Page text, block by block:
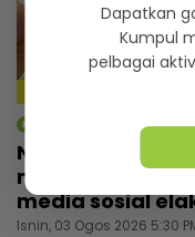
mStar | Hiburan
Nadzmi Adhwa
menunjuk, niat
media sosial
Isnin, 03 Ogos 2026 5:30
Dapatkan
Kumpul
pelbagai